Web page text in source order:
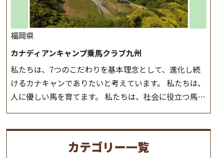
福岡県
カナディアンキャンプ乗馬クラブ九州
私たちは、7つのこだわりを基本理念として、進化し続
けるカナキャンでありたいと考えています。 私たちは、
人に優しい馬を育てます。 私たちは、社会に役立つ馬を
生産します。 私たちは、馬や人々に癒しとなる環境を守
さと魅力を追求します。 私たちは、馬の品種と血統にこ
カテゴリー一覧